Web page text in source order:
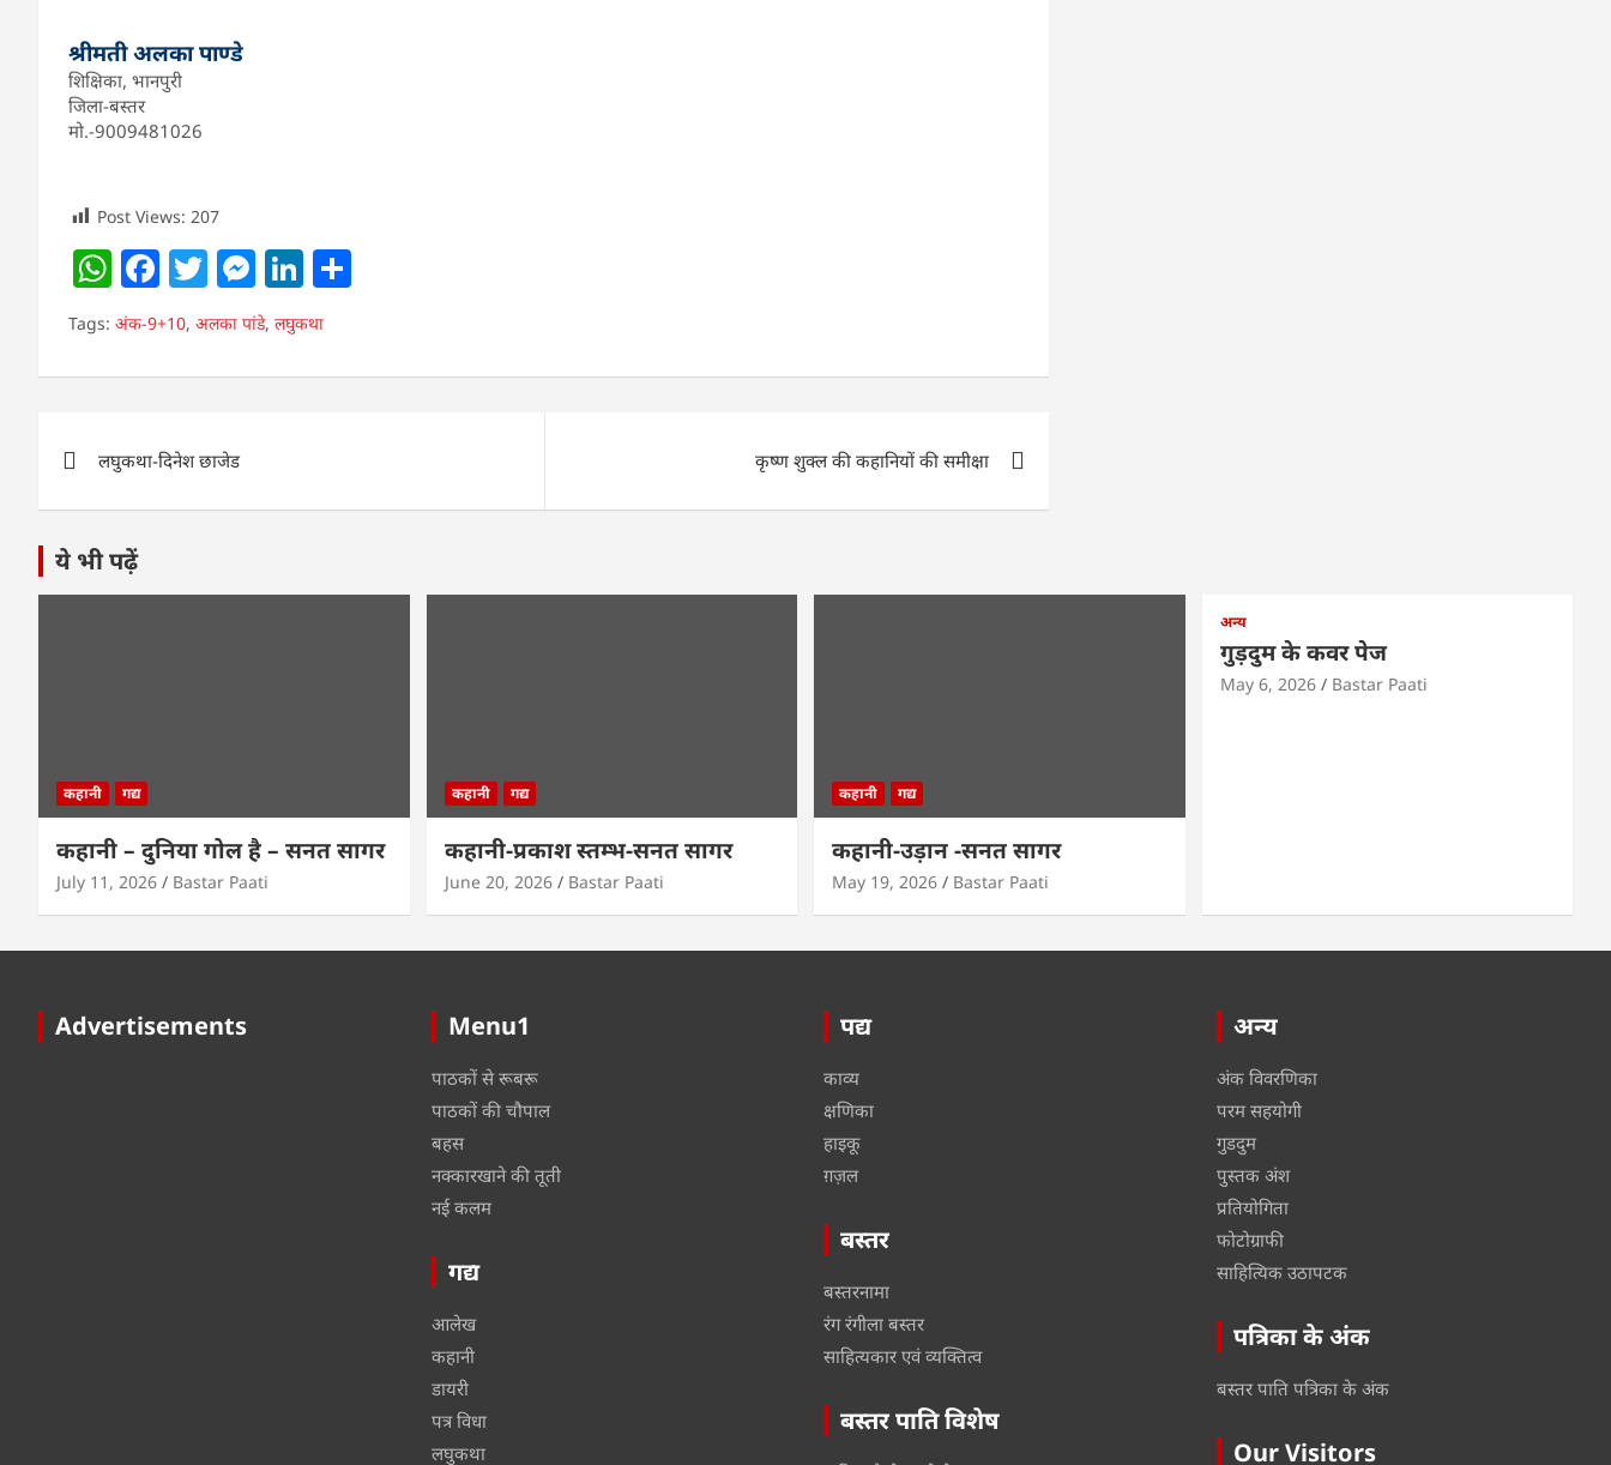
श्रीमती अलका पाण्डे
शिक्षिका, भानपुरी
जिला-बस्तर
मो.-9009481026
Post Views: 207
W
h
at
s
p
p
F
a
c
e
o
o
T
w
itt
er
M
e
ss
e
er
Li
n
k
e e
Tags: अंक-9+10, अलका पांडे, लघुकथा
navigation
लघुकथा-दिनेश छाजेड कृष्ण शुक्ल की कहानियों की समीक्षा
ये भी पढ़ें
कहानी गद्य
कहानी – दुनिया गोल है – सनत सागर
July 11, 2026 Bastar Paati
कहानी गद्य
कहानी-प्रकाश स्तम्भ-सनत सागर
June 20, 2026 Bastar Paati
कहानी गद्य
कहानी-उड़ान -सनत सागर
May 19, 2026 Bastar Paati
अन्य
गुड़दुम के कवर पेज
May 6, 2026 Bastar Paati
Advertisements Menu1
पाठकों से रूबरू
पाठकों की चौपाल
बहस
नक्कारखाने की तूती
नई कलम
गद्य
आलेख
कहानी
डायरी
पत्र विधा
लघुकथा
पद्य
काव्य
क्षणिका
हाइकू
ग़ज़ल
बस्तर
बस्तरनामा
रंग रंगीला बस्तर
साहित्यकार एवं व्यक्तित्व
बस्तर पाति विशेष
अन्य
अंक विवरणिका
परम सहयोगी
गुडदुम
पुस्तक अंश
प्रतियोगिता
फोटोग्राफी
साहित्यिक उठापटक
पत्रिका के अंक
बस्तर पाति पत्रिका के अंक
Our Visitors